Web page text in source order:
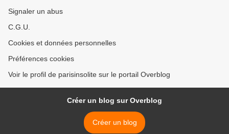
Signaler un abus
C.G.U.
Cookies et données personnelles
Préférences cookies
Voir le profil de parisinsolite sur le portail Overblog
Créer un blog sur Overblog
Créer un blog